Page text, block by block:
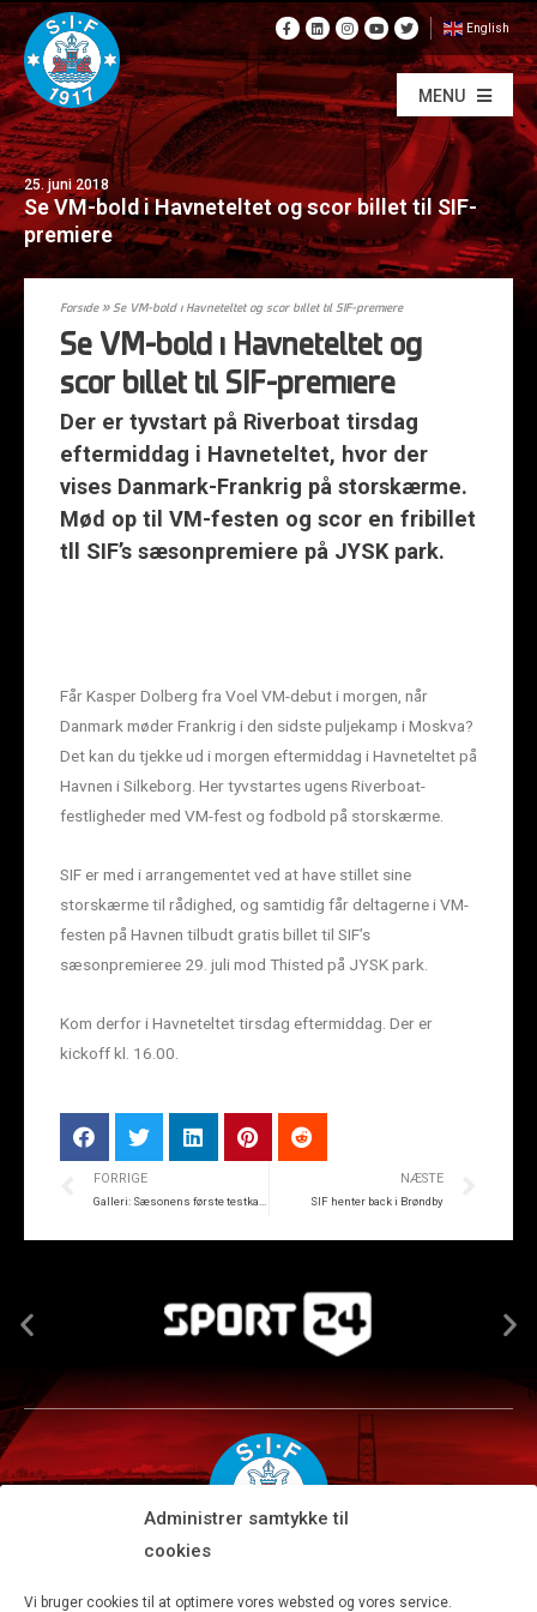
Administrer samtykke til
cookies
Vi bruger cookies til at optimere vores websted og vores service.
English
MENU
25. juni 2018
Se VM-bold i Havneteltet og scor billet til SIF-
premiere
Forside»Se VM-bold i Havneteltet og scor billet til SIF-premiere
Se VM-bold i Havneteltet og
scor billet til SIF-premiere
Der er tyvstart på Riverboat tirsdag
eftermiddag i Havneteltet, hvor der
vises Danmark-Frankrig på storskærme.
Mød op til VM-festen og scor en fribillet
tll SIF’s sæsonpremiere på JYSK park.
Får Kasper Dolberg fra Voel VM-debut i morgen, når
Danmark møder Frankrig i den sidste puljekamp i Moskva?
Det kan du tjekke ud i morgen eftermiddag i Havneteltet på
Havnen i Silkeborg. Her tyvstartes ugens Riverboat-
festligheder med VM-fest og fodbold på storskærme.
SIF er med i arrangementet ved at have stillet sine
storskærme til rådighed, og samtidig får deltagerne i VM-
festen på Havnen tilbudt gratis billet til SIF’s
sæsonpremieree 29. juli mod Thisted på JYSK park.
Kom derfor i Havneteltet tirsdag eftermiddag. Der er
kickoff kl. 16.00.
FORRIGE NÆSTE
SIF henter back i Brøndby